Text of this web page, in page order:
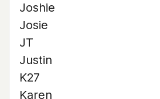
Joshie
Josie
JT
Justin
K27
Karen